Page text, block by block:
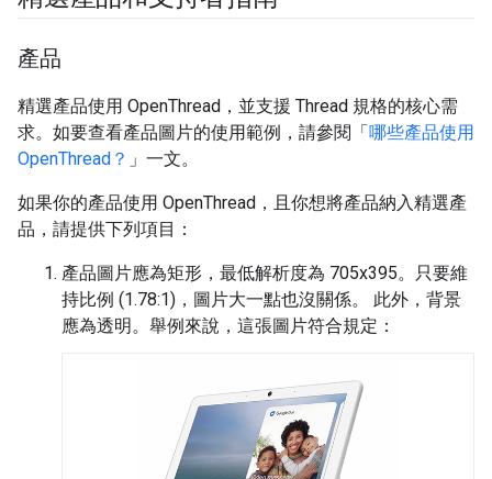
產品
精選產品使用 OpenThread，並支援 Thread 規格的核心需
求。如要查看產品圖片的使用範例，請參閱「哪些產品使用
OpenThread？ 」一文。
如果你的產品使用 OpenThread，且你想將產品納入精選產
品，請提供下列項目：
產品圖片應為矩形，最低解析度為 705x395。只要維
持比例 (1.78:1)，圖片大一點也沒關係。 此外，背景
應為透明。舉例來說，這張圖片符合規定：